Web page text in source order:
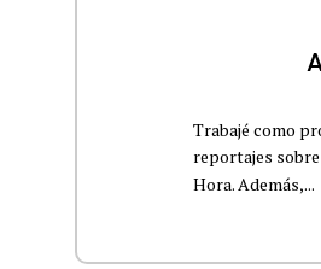
Trabajé como
reportajes
Hora. Además,...